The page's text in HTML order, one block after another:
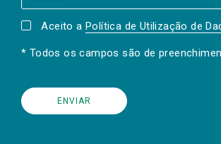
Aceito a Política de Utilização de
* Todos os campos são de